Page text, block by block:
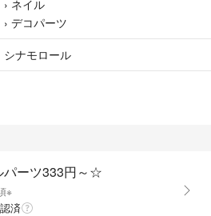
（コメントください）
交換はできません
ーツ #デコパーツ #DIY #リボン #ハート #パ
#サンリオ #ハローキティ #キティ #マイメロ
#シナモロール #ポチャッコ #ポムポムプリ
耳つぼジュエリー #耳つぼ #キャラクター #ア
› ネイル
› デコパーツ
シナモロール
ーツ333円～☆
※
済